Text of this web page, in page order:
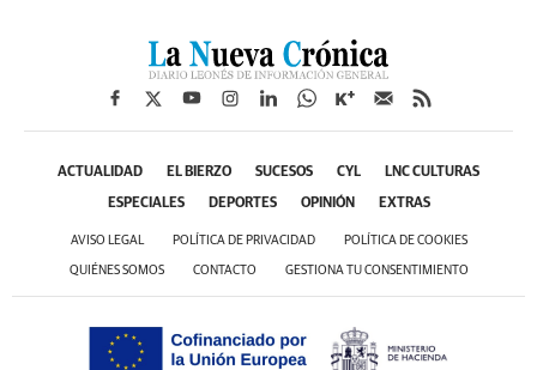
ACTUALIDAD EL BIERZO SUCESOS CYL LNC CULTURAS
ESPECIALES DEPORTES OPINIÓN EXTRAS
AVISO LEGAL POLÍTICA DE PRIVACIDAD POLÍTICA DE COOKIES
QUIÉNES SOMOS CONTACTO GESTIONA TU CONSENTIMIENTO